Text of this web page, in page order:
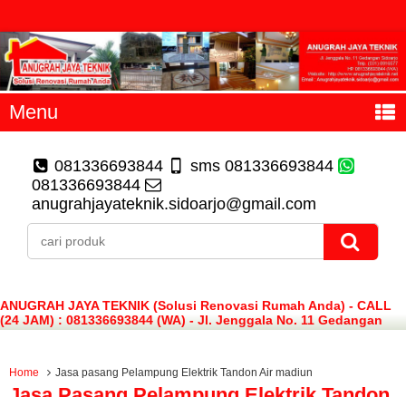
Menu
081336693844
sms 081336693844
081336693844
anugrahjayateknik.sidoarjo@gmail.com
ANUGRAH JAYA TEKNIK (Solusi Renovasi Rumah Anda) - CALL
(24 JAM) : 081336693844 (WA) - Jl. Jenggala No. 11 Gedangan
Sidoarjo
Home Jasa pasang Pelampung Elektrik Tandon Air madiun